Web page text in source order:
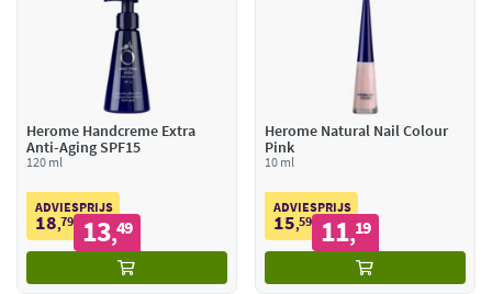
Herome Handcreme Extra
Anti-Aging SPF15
120 ml
ADVIESPRIJS
18,79 13,49
Herome Natural Nail Colour
Pink
10 ml
ADVIESPRIJS
15,59 11,19